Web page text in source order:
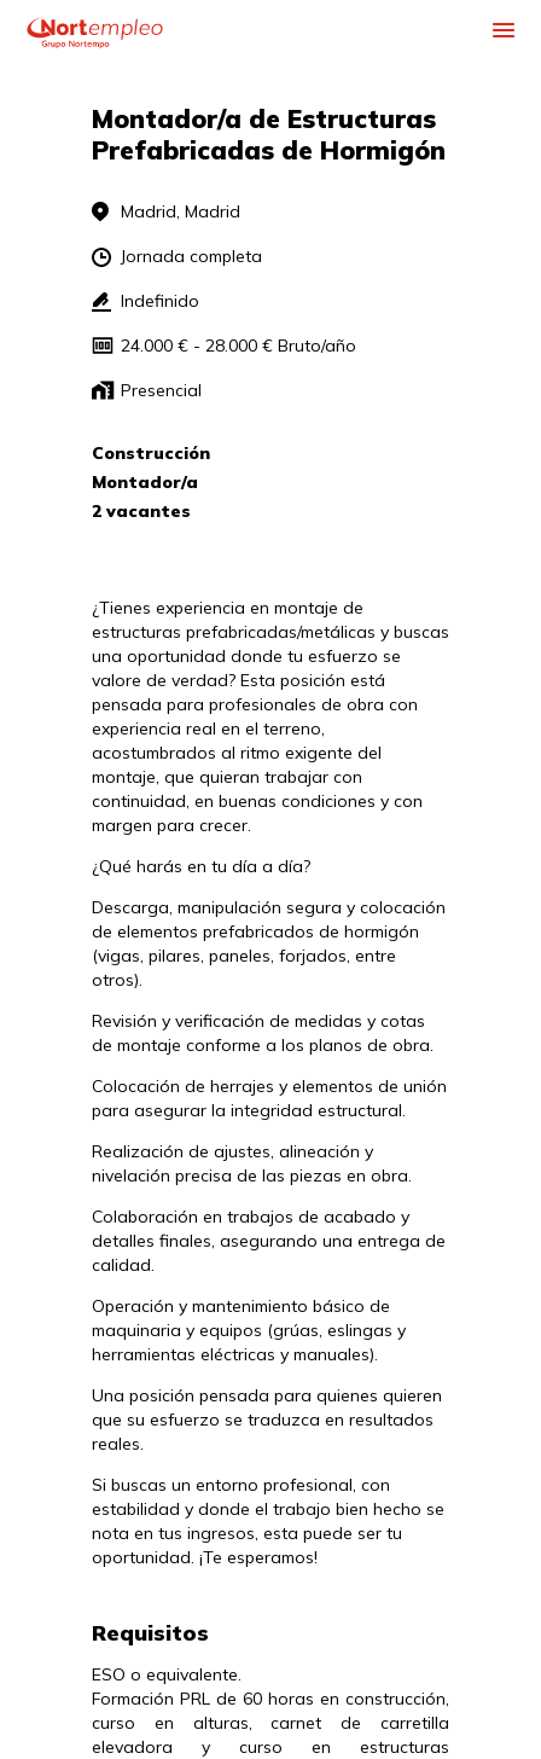
Montador/a de Estructuras
Prefabricadas de Hormigón
Madrid, Madrid
Jornada completa
Indefinido
24.000 € - 28.000 € Bruto/año
Presencial
Construcción
Montador/a
2 vacantes
¿Tienes experiencia en montaje de
estructuras prefabricadas/metálicas y buscas
una oportunidad donde tu esfuerzo se
valore de verdad? Esta posición está
pensada para profesionales de obra con
experiencia real en el terreno,
acostumbrados al ritmo exigente del
montaje, que quieran trabajar con
continuidad, en buenas condiciones y con
margen para crecer.
¿Qué harás en tu día a día?
Descarga, manipulación segura y colocación
de elementos prefabricados de hormigón
(vigas, pilares, paneles, forjados, entre
otros).
Revisión y verificación de medidas y cotas
de montaje conforme a los planos de obra.
Colocación de herrajes y elementos de unión
para asegurar la integridad estructural.
Realización de ajustes, alineación y
nivelación precisa de las piezas en obra.
Colaboración en trabajos de acabado y
detalles finales, asegurando una entrega de
calidad.
Operación y mantenimiento básico de
maquinaria y equipos (grúas, eslingas y
herramientas eléctricas y manuales).
Una posición pensada para quienes quieren
que su esfuerzo se traduzca en resultados
reales.
Si buscas un entorno profesional, con
estabilidad y donde el trabajo bien hecho se
nota en tus ingresos, esta puede ser tu
oportunidad. ¡Te esperamos!
Requisitos
ESO o equivalente.
Formación PRL de 60 horas en construcción,
curso en alturas, carnet de carretilla
elevadora y curso en estructuras